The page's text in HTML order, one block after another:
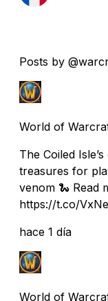
Posts by
World of
The Coiled
treasures for
venom 🐍 Read
https://t.co/
hace 1 día
World of